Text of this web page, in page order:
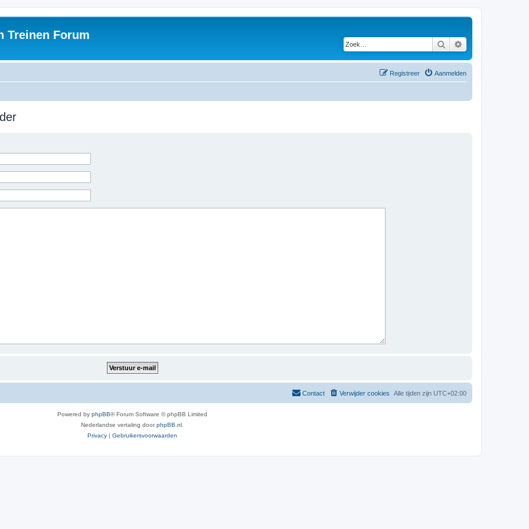
Treinen Forum
Zoek
Aanmelden
Registreer
Alle tijden zijn UTC+02:00
Verwijder cookies
Contact
Powered by phpBB® Forum Software © phpBB Limited
Nederlandse vertaling doorphpBB.nl
Privacy | Gebruikersvoorwaarden